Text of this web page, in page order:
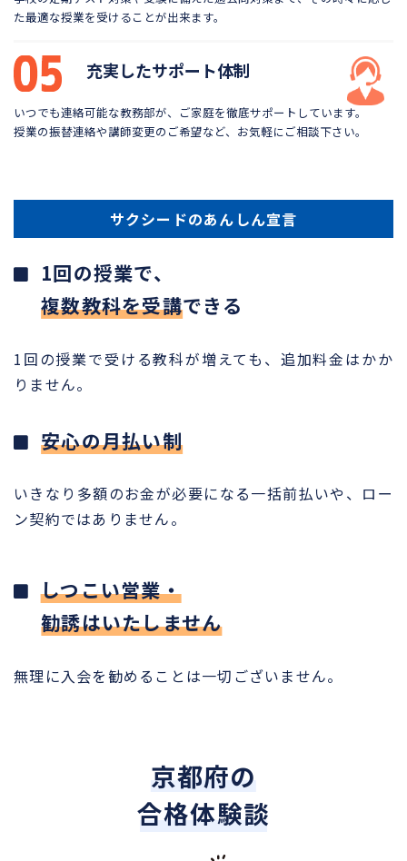
た最適な授業を受けることが出来ます。
充実したサポート体制
いつでも連絡可能な教務部が、ご家庭を徹底サポートしています。
授業の振替連絡や講師変更のご希望など、お気軽にご相談下さい。
サクシードのあんしん宣言
1回の授業で、
複数教科を受講できる
1回の授業で受ける教科が増えても、追加料金はかか
りません。
安心の月払い制
いきなり多額のお金が必要になる一括前払いや、ロー
ン契約ではありません。
しつこい営業・
勧誘はいたしません
無理に入会を勧めることは一切ございません。
京都府の
合格体験談